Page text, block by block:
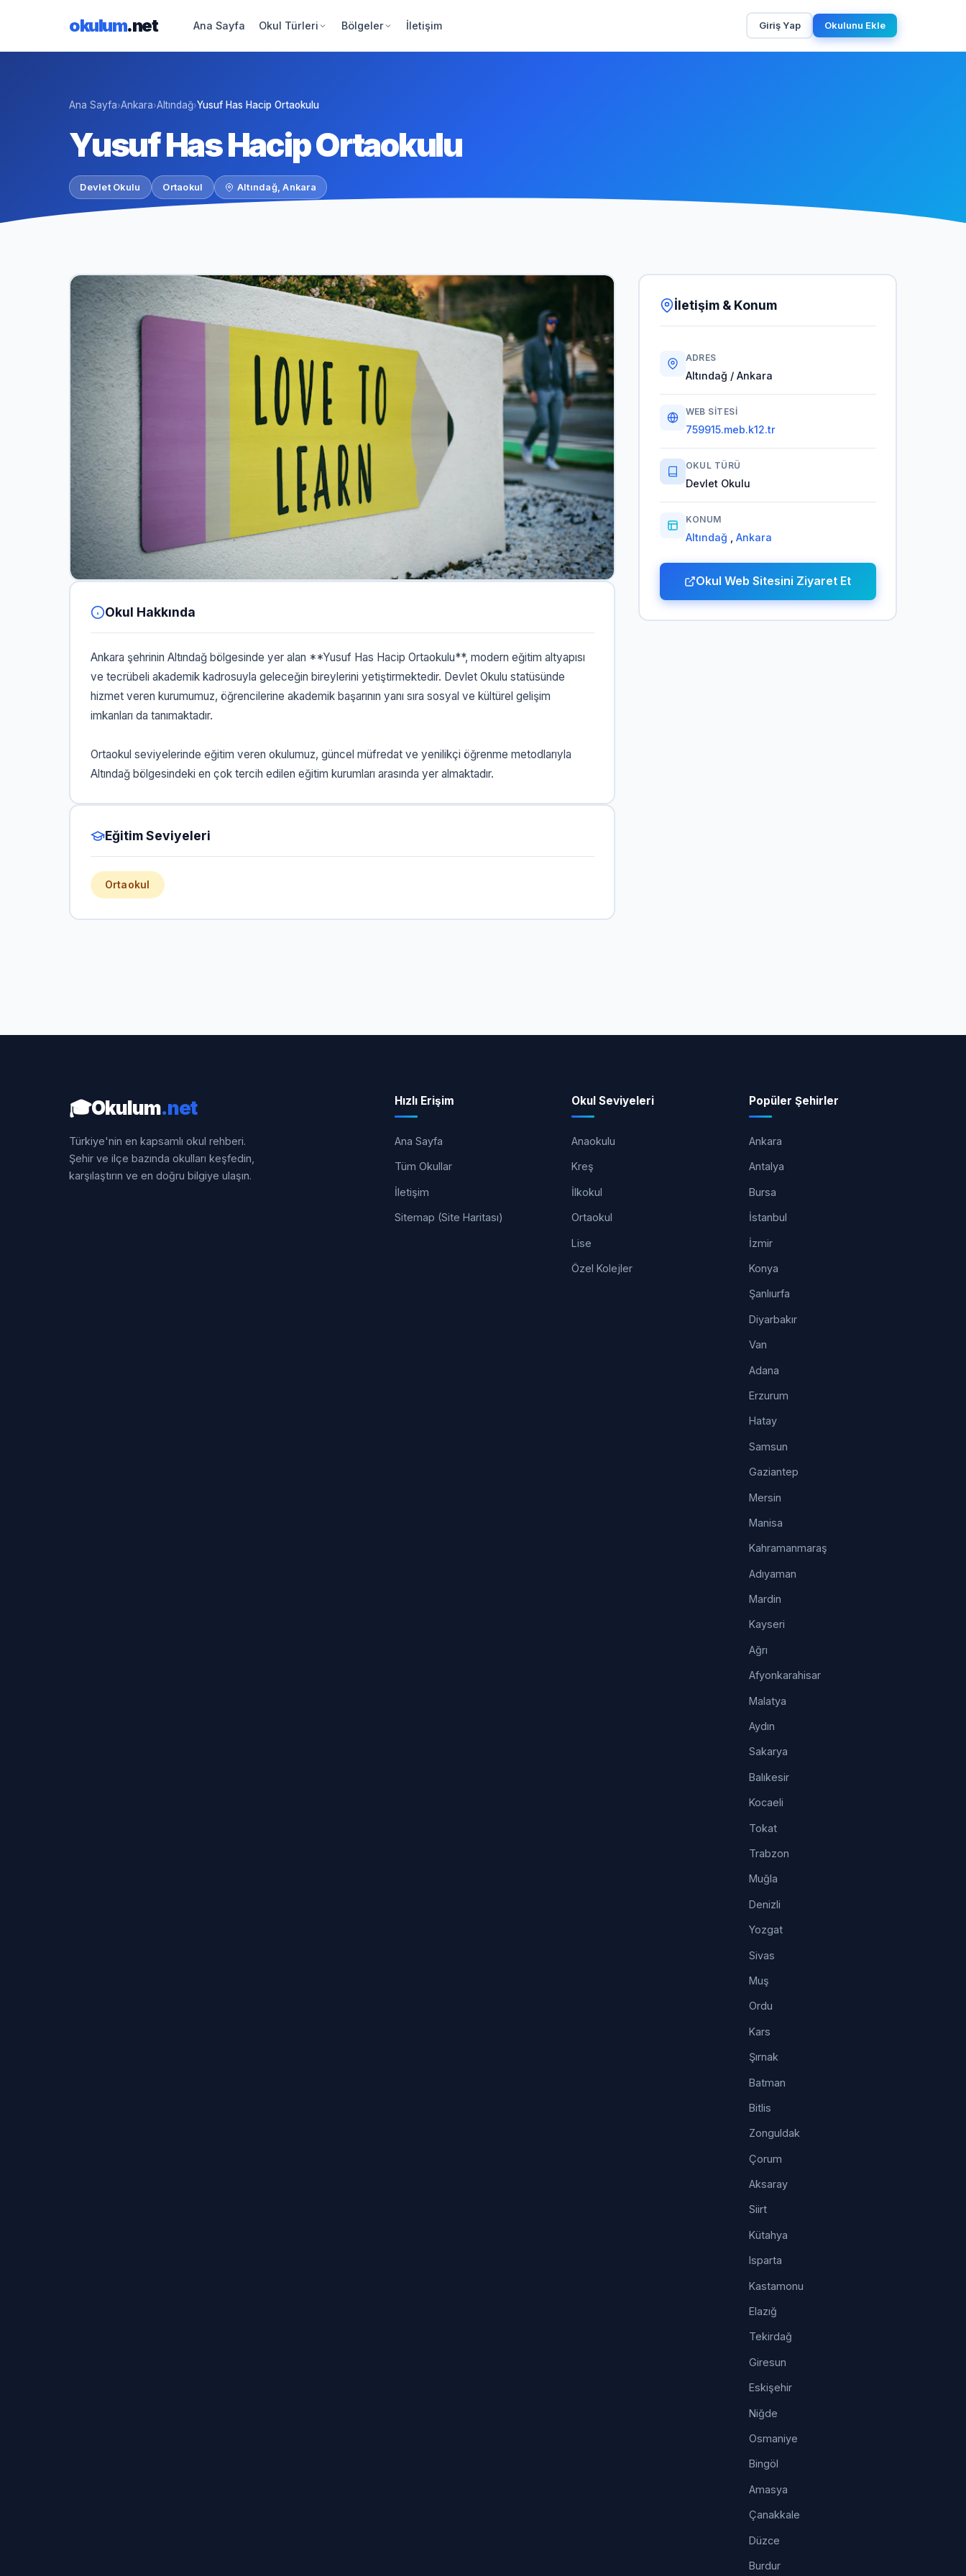
okulum.net Ana Sayfa Okul Türleri Bölgeler İletişim Giriş Yap Okulunu Ekle
Ana Sayfa›Ankara›Altındağ›Yusuf Has Hacip Ortaokulu
Yusuf Has Hacip Ortaokulu
Devlet Okulu Ortaokul Altındağ, Ankara
Okul Hakkında
Ankara şehrinin Altındağ bölgesinde yer alan **Yusuf Has Hacip Ortaokulu**, modern eğitim altyapısı
ve tecrübeli akademik kadrosuyla geleceğin bireylerini yetiştirmektedir. Devlet Okulu statüsünde
hizmet veren kurumumuz, öğrencilerine akademik başarının yanı sıra sosyal ve kültürel gelişim
imkanları da tanımaktadır.
Ortaokul seviyelerinde eğitim veren okulumuz, güncel müfredat ve yenilikçi öğrenme metodlarıyla
Altındağ bölgesindeki en çok tercih edilen eğitim kurumları arasında yer almaktadır.
Eğitim Seviyeleri
Ortaokul
İletişim & Konum
ADRES
Altındağ / Ankara
WEB SITESI
759915.meb.k12.tr
OKUL TÜRÜ
Devlet Okulu
KONUM
Altındağ Ankara
Okul Web Sitesini Ziyaret Et
🎓Okulum.net
Türkiye'nin en kapsamlı okul rehberi.
Şehir ve ilçe bazında okulları keşfedin,
karşılaştırın ve en doğru bilgiye ulaşın.
Hızlı Erişim
Ana Sayfa
Tüm Okullar
İletişim
Sitemap (Site Haritası)
Okul Seviyeleri
Anaokulu
Kreş
İlkokul
Ortaokul
Lise
Özel Kolejler
Popüler Şehirler
Ankara
Antalya
Bursa
İstanbul
İzmir
Konya
Şanlıurfa
Diyarbakır
Van
Adana
Erzurum
Hatay
Samsun
Gaziantep
Mersin
Manisa
Kahramanmaraş
Adıyaman
Mardin
Kayseri
Ağrı
Afyonkarahisar
Malatya
Aydın
Sakarya
Balıkesir
Kocaeli
Tokat
Trabzon
Muğla
Denizli
Yozgat
Sivas
Muş
Ordu
Kars
Şırnak
Batman
Bitlis
Zonguldak
Çorum
Aksaray
Siirt
Kütahya
Isparta
Kastamonu
Elazığ
Tekirdağ
Giresun
Eskişehir
Niğde
Osmaniye
Bingöl
Amasya
Çanakkale
Düzce
Burdur